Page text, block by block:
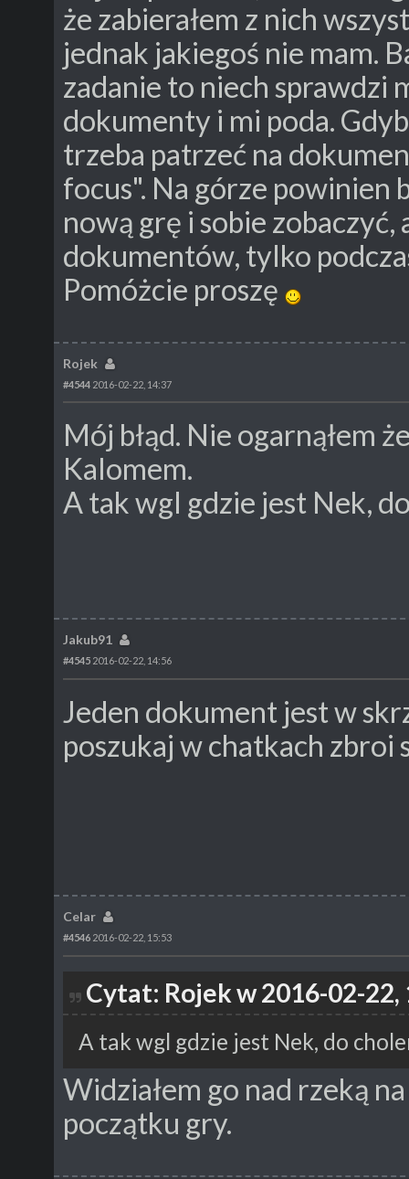
że zabierałem z nich
jednak jakiegoś nie mam.
zadanie to niech sprawdzi
dokumenty i mi poda.
trzeba patrzeć na
focus". Na górze powinien
nową grę i sobie
dokumentów, tylko
Pomóżcie proszę
Rojek
#4544 2016-02-22, 14:37
Mój błąd. Nie ogarnąłem
Kalomem.
A tak wgl gdzie jest Nek,
Jakub91
#4545 2016-02-22, 14:56
Jeden dokument jest w
poszukaj w chatkach zbroi
Celar
#4546 2016-02-22, 15:53
Cytat: Rojek w 2016-02-22,
A tak wgl gdzie jest Nek, do
Widziałem go nad rzeką
początku gry.